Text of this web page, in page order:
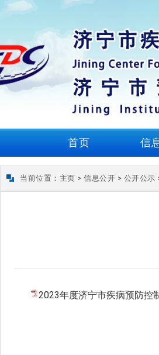
首页 信
当前位置： 主页 > 信息公开 > 公开公示
2023年度济宁市疾病预防控